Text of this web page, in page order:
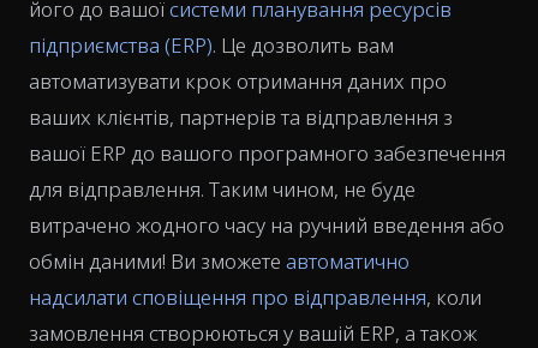
його до вашоїсистеми планування ресурсів
підприємства (ERP). Це дозволить вам
автоматизувати крок отримання даних про
ваших клієнтів, партнерів та відправлення з
вашої ERP до вашого програмного забезпечення
для відправлення. Таким чином, не буде
витрачено жодного часу на ручний введення або
обмін даними! Ви зможете автоматично
надсилати сповіщення про відправлення, коли
замовлення створюються у вашій ERP, а також